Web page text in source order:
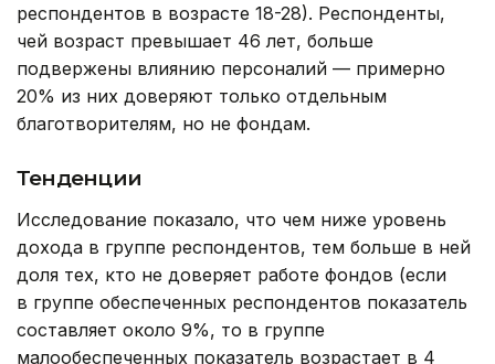
респондентов в возрасте 18-28). Респонденты,
чей возраст превышает 46 лет, больше
подвержены влиянию персоналий — примерно
20% из них доверяют только отдельным
благотворителям, но не фондам.
Тенденции
Исследование показало, что чем ниже уровень
дохода в группе респондентов, тем больше в ней
доля тех, кто не доверяет работе фондов (если
в группе обеспеченных респондентов показатель
составляет около 9%, то в группе
малообеспеченных показатель возрастает в 4